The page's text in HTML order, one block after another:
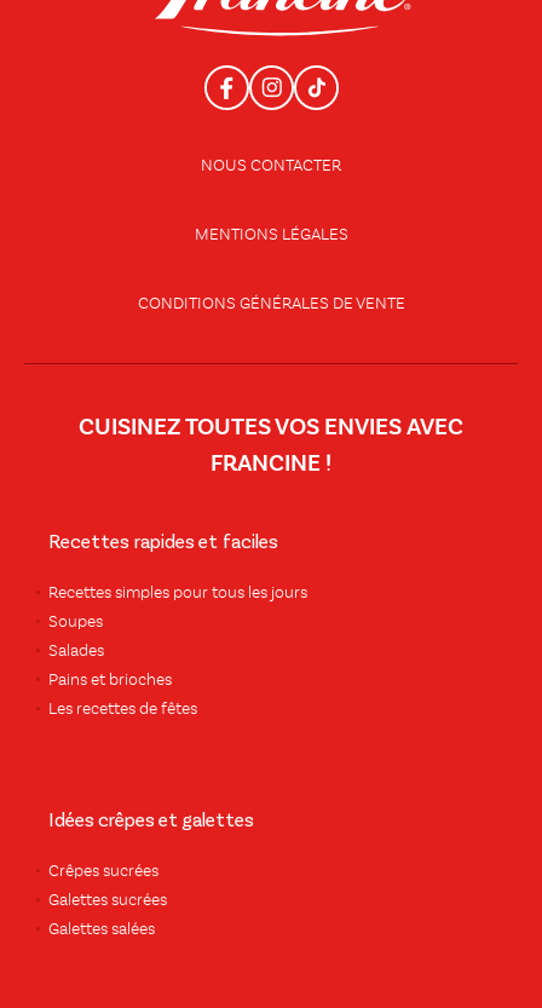
NOUS CONTACTER
MENTIONS LÉGALES
CONDITIONS GÉNÉRALES DE VENTE
CUISINEZ TOUTES VOS ENVIES AVEC
FRANCINE !
Recettes rapides et faciles
Recettes simples pour tous les jours
Soupes
Salades
Pains et brioches
Les recettes de fêtes
Idées crêpes et galettes
Crêpes sucrées
Galettes sucrées
Galettes salées